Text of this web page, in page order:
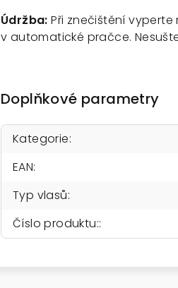
Údržba: Při znečištění vyperte
v automatické pračce.
Doplňkové parametry
Kategorie:
EAN:
Typ vlasů:
Číslo produktu::